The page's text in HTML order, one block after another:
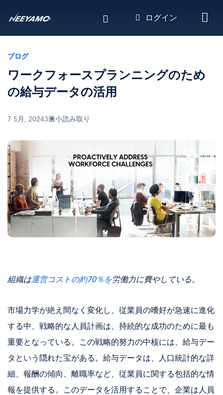
ン
ツ
ログイン
ブログ
ワークフォースプランニングのため
の給与データの活用
7 5月, 20243最小読み取り
画
像
組織は運営コストの約70％を労働力に費やしている。
市場力学が絶え間なく変化し、従業員の嗜好が急速に進化
する中、戦略的な人員計画は、持続的な成功のために最も
重要となっている。この戦略的努力の中核には、給与デー
タという隠れた宝がある。給与データは、人口統計的な詳
細、報酬の傾向、離職率など、従業員に関する包括的な情
報を提供する。このデータを活用することで、企業は人員